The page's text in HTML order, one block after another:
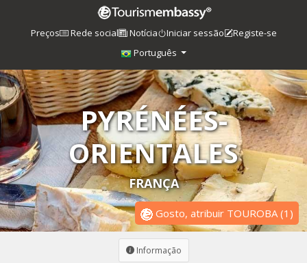
Preços Rede social Notícia Iniciar sessão
Registe-se
Português
PYRÉNÉES-
ORIENTALES
FRANÇA
Gosto, atribuir TOUROBA(1 )
Informação